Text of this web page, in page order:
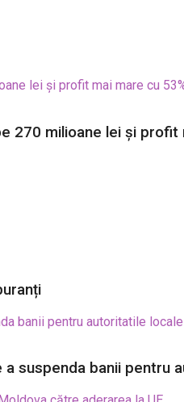
270 milioane lei și profit
suspenda banii pentru